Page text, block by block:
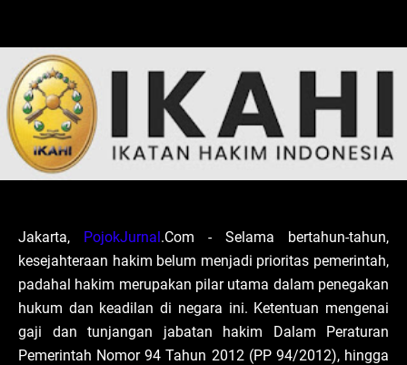
Jakarta, PojokJurnal.Com - Selama bertahun-tahun,
kesejahteraan hakim belum menjadi prioritas pemerintah,
padahal hakim merupakan pilar utama dalam penegakan
hukum dan keadilan di negara ini. Ketentuan mengenai
gaji dan tunjangan jabatan hakim Dalam Peraturan
Pemerintah Nomor 94 Tahun 2012 (PP 94/2012), hingga